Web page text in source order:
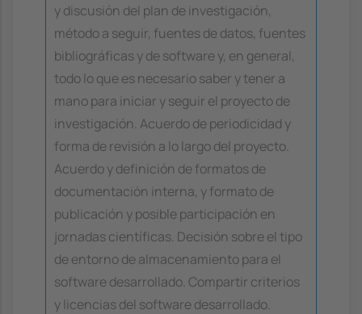
y discusión del plan de investigación,
método a seguir, fuentes de datos, fuentes
bibliográficas y de software y, en general,
todo lo que es necesario saber y tener a
mano para iniciar y seguir el proyecto de
investigación. Acuerdo de periodicidad y
forma de revisión a lo largo del proyecto.
Acuerdo y definición de formatos de
documentación interna, y formato de
publicación y posible participación en
jornadas científicas. Decisión sobre el tipo
de entorno de almacenamiento para el
software desarrollado. Compartir criterios
y licencias del software desarrollado.